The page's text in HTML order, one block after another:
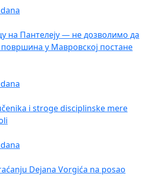
на Пантелеју — не дозволимо да
у Мавровској постане
i stroge disciplinske mere
Dejana Vorgića na posao